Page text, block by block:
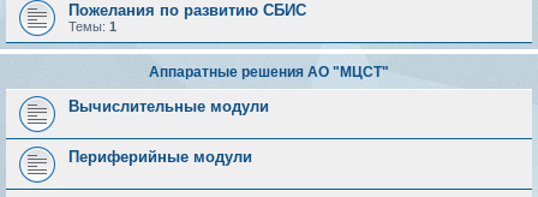
Пожелания по развитию СБИС
Темы: 1
Аппаратные решения АО "МЦСТ"
Вычислительные модули
Периферийные модули